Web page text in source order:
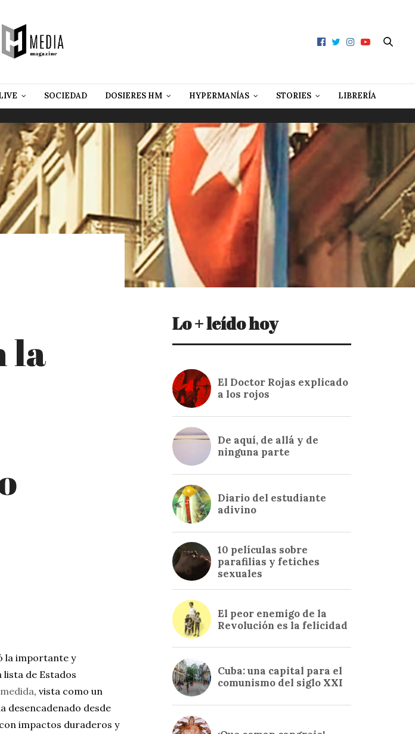
SOCIEDAD DOSIERES HM HYPERMANÍAS STORIES LIBRERÍA
la
la importante y
de Estados
, vista como un
desencadenado desde
impactos duraderos y
Lo + leído hoy